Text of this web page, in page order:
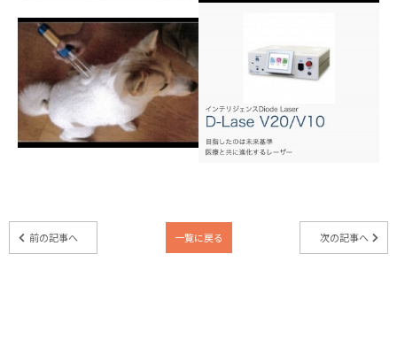
前の記事へ 一覧に戻る 次の記事へ